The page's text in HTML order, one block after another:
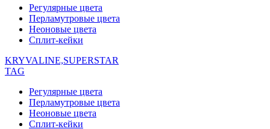
Регулярные цвета
Перламутровые цвета
Неоновые цвета
Сплит-кейки
KRYVALINE,SUPERSTAR
TAG
Регулярные цвета
Перламутровые цвета
Неоновые цвета
Сплит-кейки